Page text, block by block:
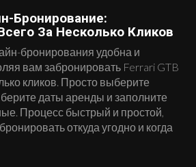
Бронирование:
За Несколько Кликов
бронирования удобна и
вам забронировать Ferrari GTB
кликов. Просто выберите
даты аренды и заполните
Процесс быстрый и простой,
откуда угодно и когда